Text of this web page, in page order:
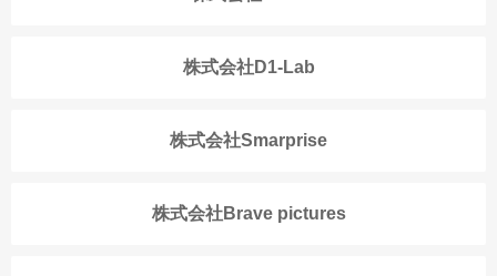
株式会社D1-Lab
株式会社Smarprise
株式会社Brave pictures